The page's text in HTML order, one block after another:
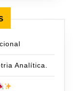
Analítica.